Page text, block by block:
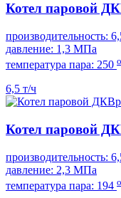
Котел паровой
производительность:
давление: 1,3 МПа
температура пара: 250 о
6,5 т/ч
Котел паровой
производительность:
давление: 2,3 МПа
температура пара: 194 о